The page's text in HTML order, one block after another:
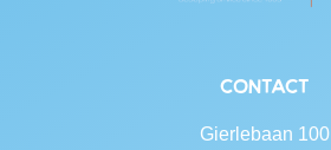
Contact
Gierlebaan 100